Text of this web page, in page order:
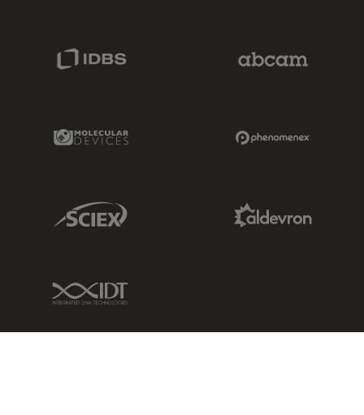
Molecular Devices Link
Sciex Link
IDT Link